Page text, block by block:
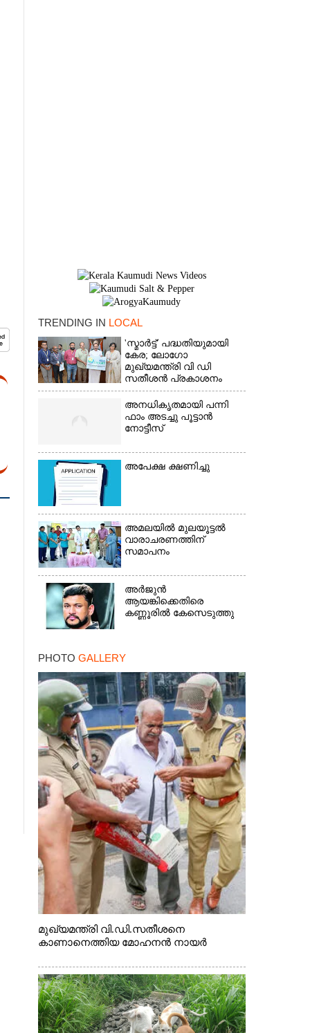
TRENDING IN LOCAL
'സ്മാർട്ട്' പദ്ധതിയുമായി
കേര; ലോഗോ
മുഖ്യമന്ത്രി വി ഡി
സതീശൻ പ്രകാശനം
ചെയ്തു
അനധികൃതമായി പന്നി
ഫാം അടച്ചു പൂട്ടാൻ
നോട്ടീസ്
അപേക്ഷ ക്ഷണിച്ചു
അമലയിൽ മുലയൂട്ടൽ
വാരാചരണത്തിന്
സമാപനം
അർജുൻ
ആയങ്കിക്കെതിരെ
കണ്ണൂരിൽ കേസെടുത്തു
PHOTO GALLERY
മുഖ്യമന്ത്രി വി.ഡി.സതീശനെ
കാണാനെത്തിയ മോഹനൻ നായർ
×